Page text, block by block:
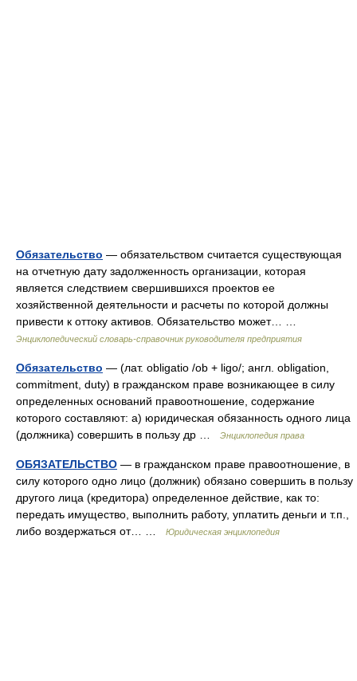
Обязательство — обязательством считается существующая
на отчетную дату задолженность организации, которая
является следствием свершившихся проектов ее
хозяйственной деятельности и расчеты по которой должны
привести к оттоку активов. Обязательство может… …
Энциклопедический словарь-справочник руководителя предприятия
Обязательство — (лат. obligatio /ob + ligo/; англ. obligation,
commitment, duty) в гражданском праве возникающее в силу
определенных оснований правоотношение, содержание
которого составляют: а) юридическая обязанность одного лица
(должника) совершить в пользу др …
Энциклопедия права
ОБЯЗАТЕЛЬСТВО — в гражданском праве правоотношение, в
силу которого одно лицо (должник) обязано совершить в пользу
другого лица (кредитора) определенное действие, как то:
передать имущество, выполнить работу, уплатить деньги и т.п.,
либо воздержаться от… …
Юридическая энциклопедия